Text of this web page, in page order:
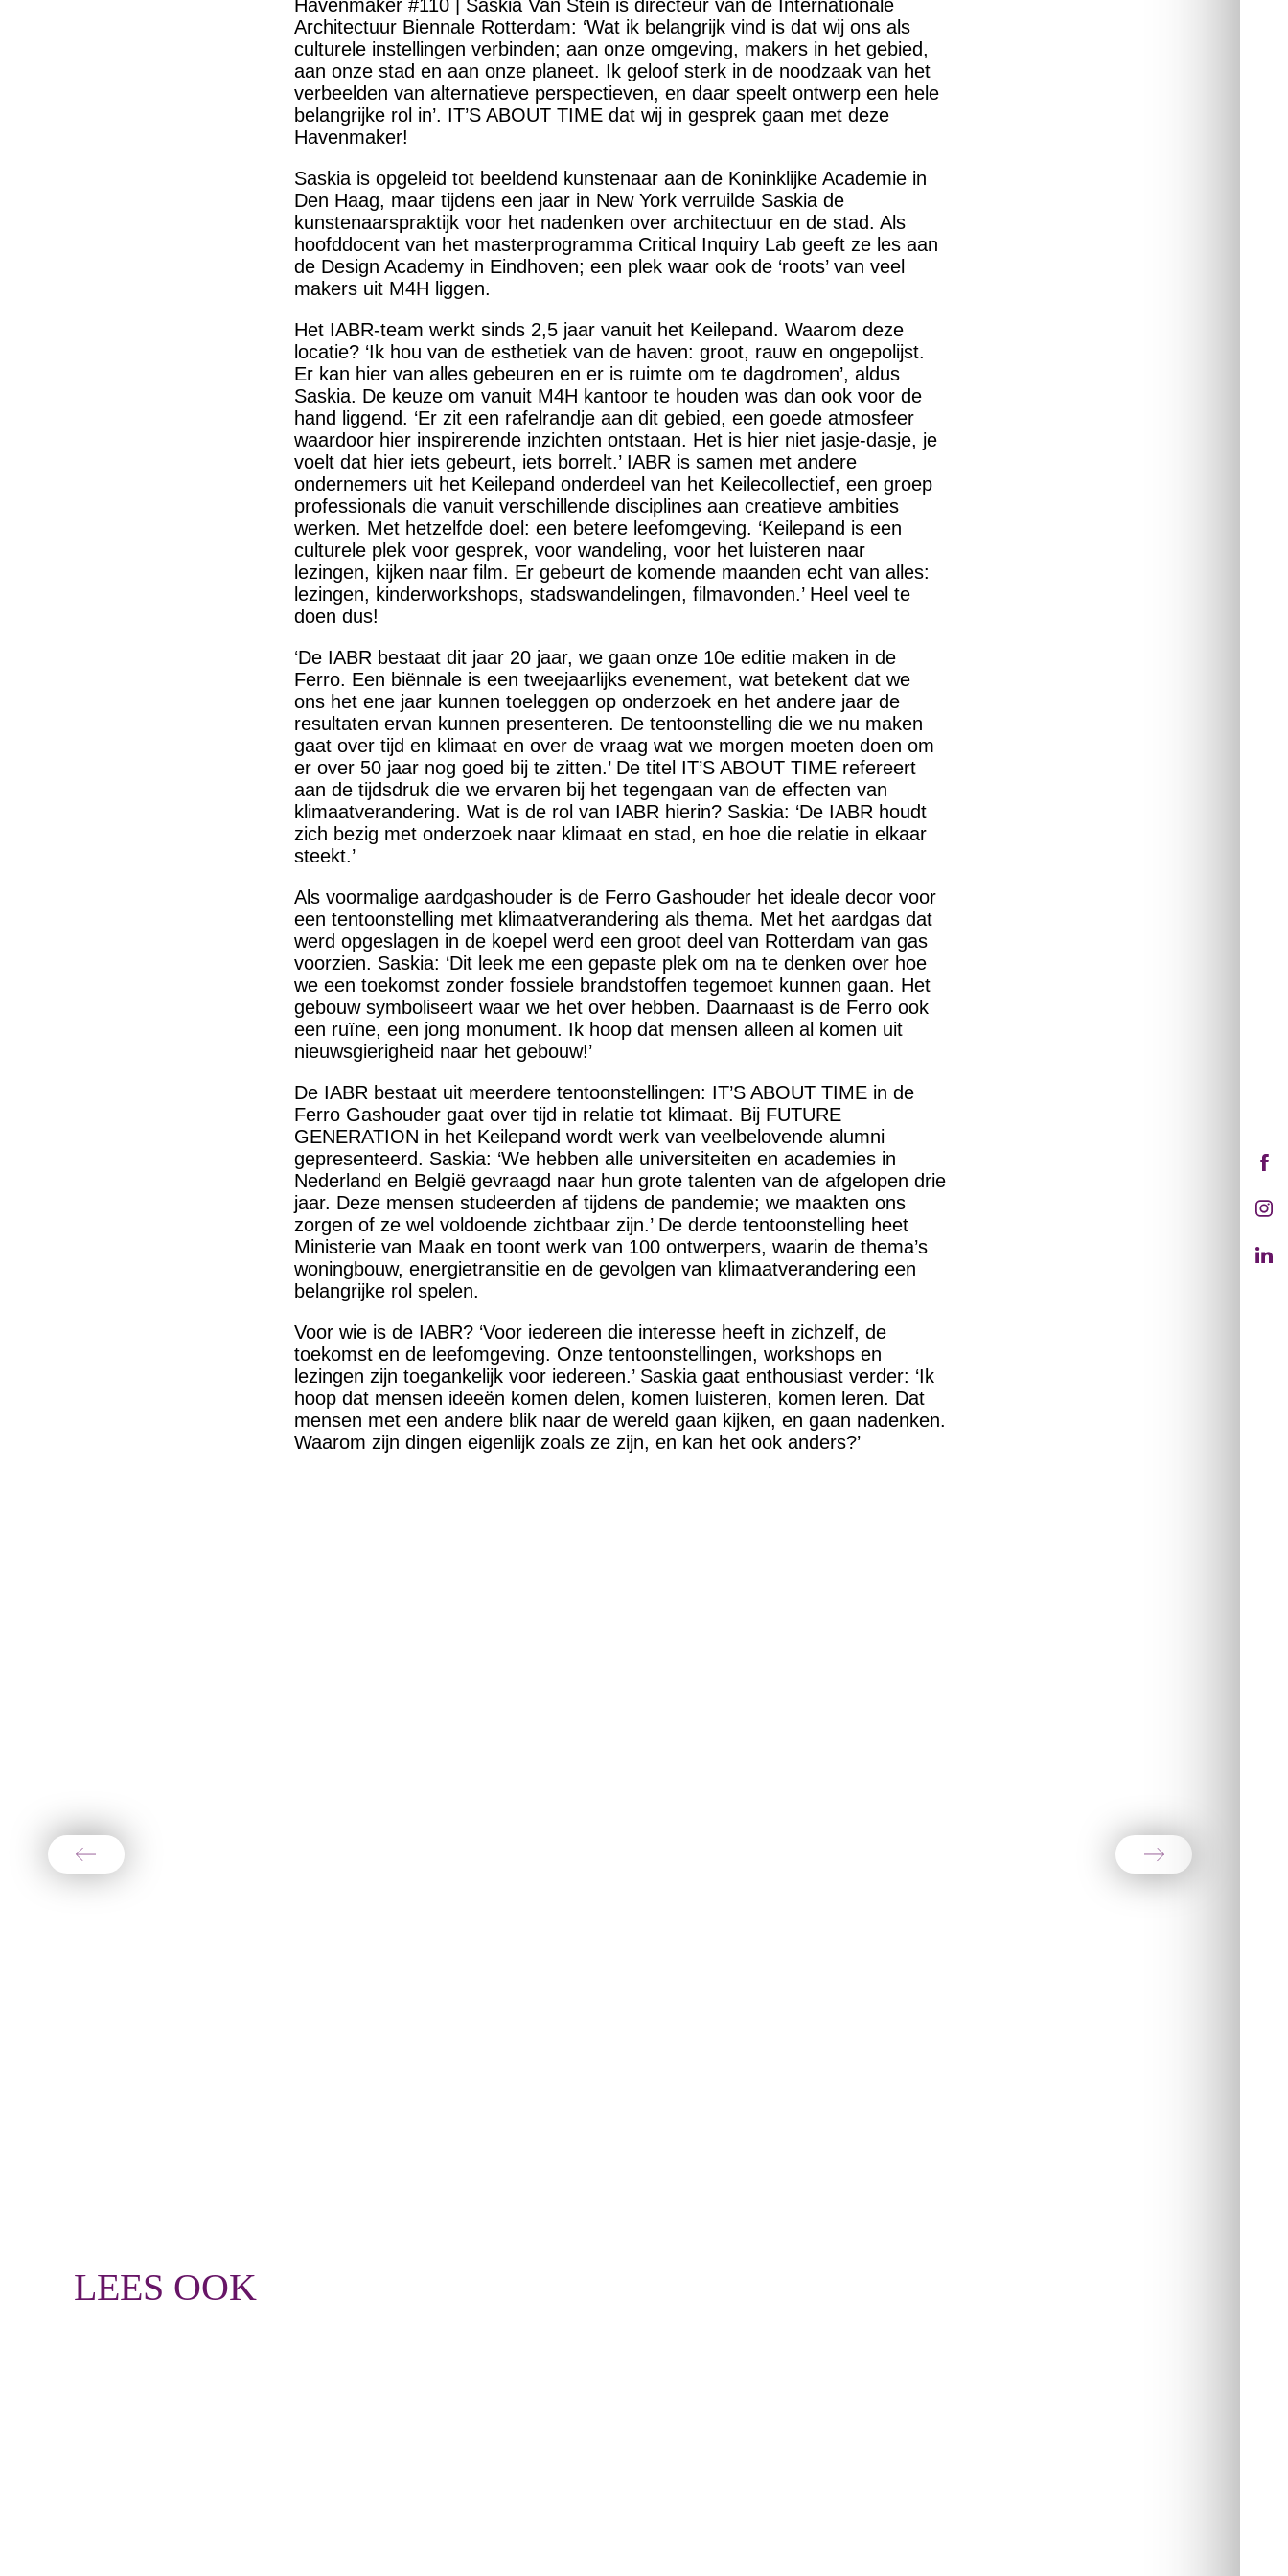
Havenmaker #110 | Saskia Van Stein is directeur van de Internationale
Architectuur Biennale Rotterdam: ‘Wat ik belangrijk vind is dat wij ons als
culturele instellingen verbinden; aan onze omgeving, makers in het gebied,
aan onze stad en aan onze planeet. Ik geloof sterk in de noodzaak van het
verbeelden van alternatieve perspectieven, en daar speelt ontwerp een hele
belangrijke rol in’. IT’S ABOUT TIME dat wij in gesprek gaan met deze
Havenmaker!
Saskia is opgeleid tot beeldend kunstenaar aan de Koninklijke Academie in
Den Haag, maar tijdens een jaar in New York verruilde Saskia de
kunstenaarspraktijk voor het nadenken over architectuur en de stad. Als
hoofddocent van het masterprogramma Critical Inquiry Lab geeft ze les aan
de Design Academy in Eindhoven; een plek waar ook de ‘roots’ van veel
makers uit M4H liggen.
Het IABR-team werkt sinds 2,5 jaar vanuit het Keilepand. Waarom deze
locatie? ‘Ik hou van de esthetiek van de haven: groot, rauw en ongepolijst.
Er kan hier van alles gebeuren en er is ruimte om te dagdromen’, aldus
Saskia. De keuze om vanuit M4H kantoor te houden was dan ook voor de
hand liggend. ‘Er zit een rafelrandje aan dit gebied, een goede atmosfeer
waardoor hier inspirerende inzichten ontstaan. Het is hier niet jasje-dasje, je
voelt dat hier iets gebeurt, iets borrelt.’ IABR is samen met andere
ondernemers uit het Keilepand onderdeel van het Keilecollectief, een groep
professionals die vanuit verschillende disciplines aan creatieve ambities
werken. Met hetzelfde doel: een betere leefomgeving. ‘Keilepand is een
culturele plek voor gesprek, voor wandeling, voor het luisteren naar
lezingen, kijken naar film. Er gebeurt de komende maanden echt van alles:
lezingen, kinderworkshops, stadswandelingen, filmavonden.’ Heel veel te
doen dus!
‘De IABR bestaat dit jaar 20 jaar, we gaan onze 10e editie maken in de
Ferro. Een biënnale is een tweejaarlijks evenement, wat betekent dat we
ons het ene jaar kunnen toeleggen op onderzoek en het andere jaar de
resultaten ervan kunnen presenteren. De tentoonstelling die we nu maken
gaat over tijd en klimaat en over de vraag wat we morgen moeten doen om
er over 50 jaar nog goed bij te zitten.’ De titel IT’S ABOUT TIME refereert
aan de tijdsdruk die we ervaren bij het tegengaan van de effecten van
klimaatverandering. Wat is de rol van IABR hierin? Saskia: ‘De IABR houdt
zich bezig met onderzoek naar klimaat en stad, en hoe die relatie in elkaar
steekt.’
Als voormalige aardgashouder is de Ferro Gashouder het ideale decor voor
een tentoonstelling met klimaatverandering als thema. Met het aardgas dat
werd opgeslagen in de koepel werd een groot deel van Rotterdam van gas
voorzien. Saskia: ‘Dit leek me een gepaste plek om na te denken over hoe
we een toekomst zonder fossiele brandstoffen tegemoet kunnen gaan. Het
gebouw symboliseert waar we het over hebben. Daarnaast is de Ferro ook
een ruïne, een jong monument. Ik hoop dat mensen alleen al komen uit
nieuwsgierigheid naar het gebouw!’
De IABR bestaat uit meerdere tentoonstellingen: IT’S ABOUT TIME in de
Ferro Gashouder gaat over tijd in relatie tot klimaat. Bij FUTURE
GENERATION in het Keilepand wordt werk van veelbelovende alumni
gepresenteerd. Saskia: ‘We hebben alle universiteiten en academies in
Nederland en België gevraagd naar hun grote talenten van de afgelopen drie
jaar. Deze mensen studeerden af tijdens de pandemie; we maakten ons
zorgen of ze wel voldoende zichtbaar zijn.’ De derde tentoonstelling heet
Ministerie van Maak en toont werk van 100 ontwerpers, waarin de thema’s
woningbouw, energietransitie en de gevolgen van klimaatverandering een
belangrijke rol spelen.
Voor wie is de IABR? ‘Voor iedereen die interesse heeft in zichzelf, de
toekomst en de leefomgeving. Onze tentoonstellingen, workshops en
lezingen zijn toegankelijk voor iedereen.’ Saskia gaat enthousiast verder: ‘Ik
hoop dat mensen ideeën komen delen, komen luisteren, komen leren. Dat
mensen met een andere blik naar de wereld gaan kijken, en gaan nadenken.
Waarom zijn dingen eigenlijk zoals ze zijn, en kan het ook anders?’
LEES OOK